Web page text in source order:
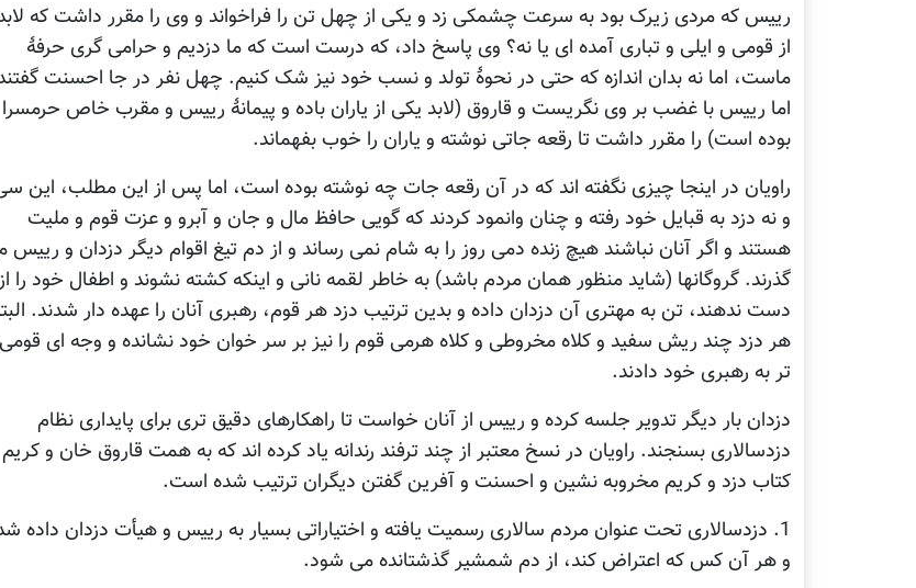
رییس که مردی زیرک بود به سرعت چشمکی زد و یکی از چهل تن را فراخواند و وی را مقرر داشت که
از قومی و ایلی و تباری آمده ای یا نه؟ وی پاسخ داد، که درست است که ما دزدیم و حرامی گری حرفۀ
ماست، اما نه بدان اندازه که حتی در نحوۀ تولد و نسب خود نیز شک کنیم. چهل نفر در جا احسنت
اما رییس با غضب بر وی نگریست و قاروق (لابد یکی از یاران باده و پیمانۀ رییس و مقرب خاص حرمسرا
بوده است) را مقرر داشت تا رقعه جاتی نوشته و یاران را خوب بفهماند.
راویان در اینجا چیزی نگفته اند که در آن رقعه جات چه نوشته بوده است، اما پس از این مطلب، این
و نه دزد به قبایل خود رفته و چنان وانمود کردند که گویی حافظ مال و جان و آبرو و عزت قوم و ملیت
هستند و اگر آنان نباشند هیچ زنده دمی روز را به شام نمی رساند و از دم تیغ اقوام دیگر دزدان و رییس
گذرند. گروگانها (شاید منظور همان مردم باشد) به خاطر لقمه نانی و اینکه کشته نشوند و اطفال خود را از
دست ندهند، تن به مهتری آن دزدان داده و بدین ترتیب دزد هر قوم، رهبری آنان را عهده دار شدند.
هر دزد چند ریش سفید و کلاه مخروطی و کلاه هرمی قوم را نیز بر سر خوان خود نشانده و وجه ای قومی
تر به رهبری خود دادند.
دزدان بار دیگر تدویر جلسه کرده و رییس از آنان خواست تا راهکارهای دقیق تری برای پایداری نظام
دزدسالاری بسنجند. راویان در نسخ معتبر از چند ترفند رندانه یاد کرده اند که به همت قاروق خان و کریم
کتاب دزد و کریم مخروبه نشین و احسنت و آفرین گفتن دیگران ترتیب شده است.
1. دزدسالاری تحت عنوان مردم سالاری رسمیت یافته و اختیاراتی بسیار به رییس و هیأت دزدان داده
و هر آن کس که اعتراض کند، از دم شمشیر گذشتانده می شود.